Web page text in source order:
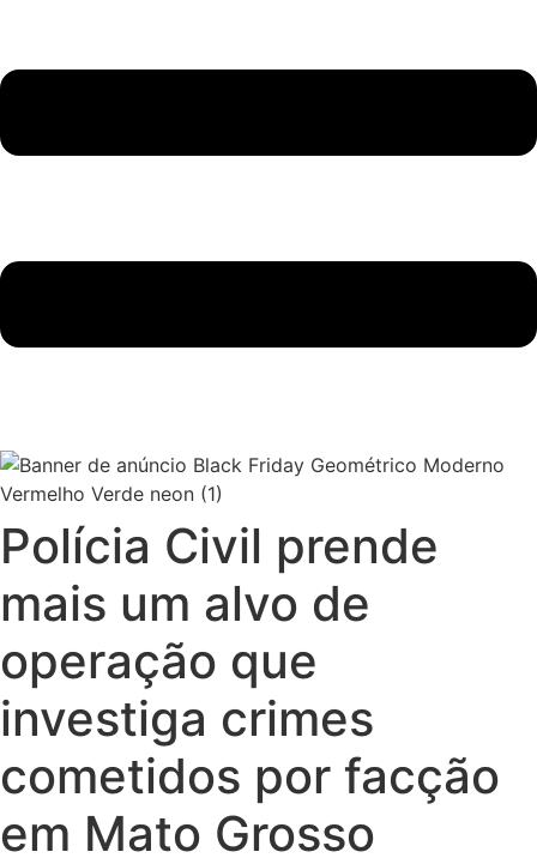
Polícia Civil prende
mais um alvo de
operação que
investiga crimes
cometidos por facção
em Mato Grosso